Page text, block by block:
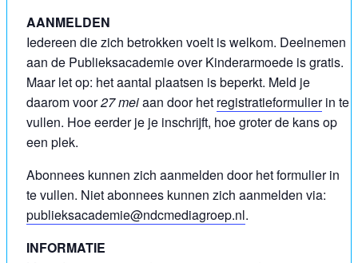
AANMELDEN
Iedereen die zich betrokken voelt is welkom. Deelnemen
aan de Publieksacademie over Kinderarmoede is gratis.
Maar let op: het aantal plaatsen is beperkt. Meld je
daaromvoor27 meiaan door het registratieformulierin te
vullen. Hoe eerder je je inschrijft, hoe groter de kans op
een plek.
Abonnees kunnen zich aanmelden door het formulier in
te vullen. Niet abonnees kunnen zich aanmelden via:
publieksacademie@ndcmediagroep.nl.
INFORMATIE